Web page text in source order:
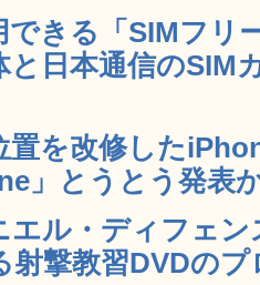
できる「SIMフリ
と日本通信のSIM
を改修した
」とうとう発表
エル・ディフェ
射撃教習DVDの